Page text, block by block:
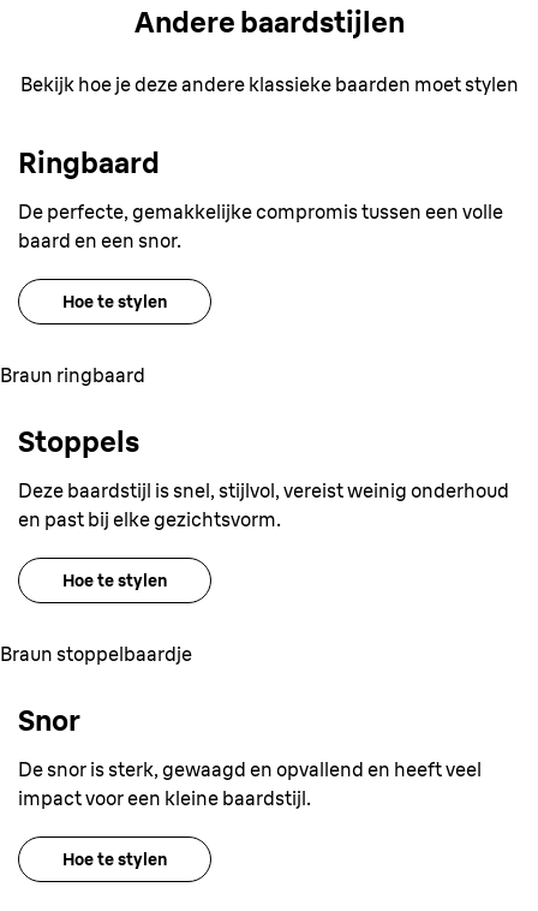
Andere baardstijlen
Bekijk hoe je deze andere klassieke baarden moet stylen
Ringbaard
De perfecte, gemakkelijke compromis tussen een volle
baard en een snor.
Hoe te stylen
Braun ringbaard
Stoppels
Deze baardstijl is snel, stijlvol, vereist weinig onderhoud
en past bij elke gezichtsvorm.
Hoe te stylen
Braun stoppelbaardje
Snor
De snor is sterk, gewaagd en opvallend en heeft veel
impact voor een kleine baardstijl.
Hoe te stylen